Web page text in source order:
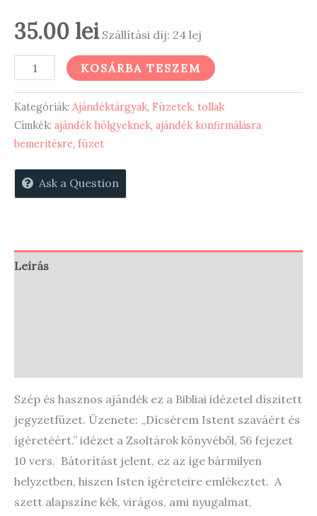
35.00 lei Szállítási díj: 24 lej
Dícsérem
szaváért-
füzet
szett
mennyiség
KOSÁRBA TESZEM
Kategóriák: Ajándéktárgyak, Füzetek, tollak
Címkék: ajándék hölgyeknek, ajándék konfirmálásra
bemeritésre, füzet
Ask a Question
Leírás
Szép és hasznos ajándék ez a Bibliai idézetel díszitett
jegyzetfüzet. Üzenete: „Dícsérem Istent szaváért és
ígéretéért.” idézet a Zsoltárok könyvéből, 56 fejezet
10 vers. Bátorítást jelent, ez az íge bármilyen
helyzetben, hiszen Isten ígéreteire emlékeztet. A
szett alapszíne kék, virágos, ami nyugalmat,